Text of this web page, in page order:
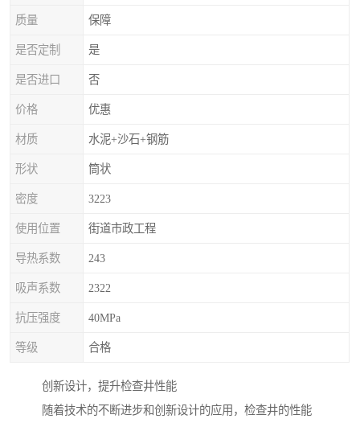
质量 保障
是否定制 是
是否进口 否
价格 优惠
材质 水泥+沙石+钢筋
形状 筒状
密度 3223
使用位置 街道市政工程
导热系数 243
吸声系数 2322
抗压强度 40MPa
等级 合格
创新设计，提升检查井性能
随着技术的不断进步和创新设计的应用，检查井的性能